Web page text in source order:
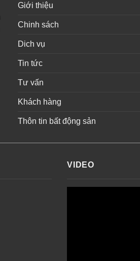
Giới thiệu
Chinh sách
Dich vụ
Tin tức
Tư vấn
Khách hàng
Thôn tin bất động sản
VIDEO